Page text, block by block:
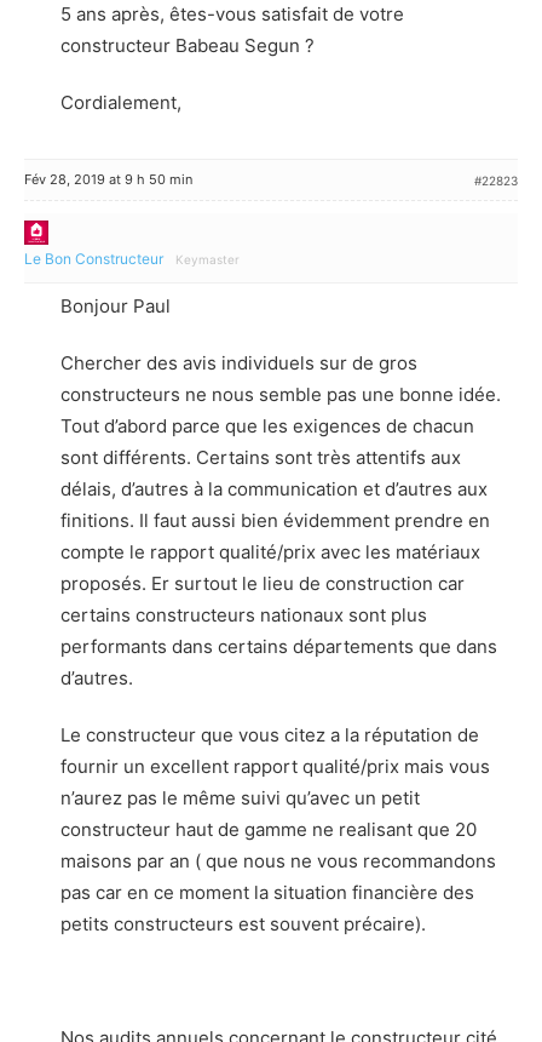
5 ans après, êtes-vous satisfait de votre
constructeur Babeau Segun ?
Cordialement,
Fév 28, 2019 at 9 h 50 min #22823
Le Bon Constructeur Keymaster
Bonjour Paul
Chercher des avis individuels sur de gros
constructeurs ne nous semble pas une bonne idée.
Tout d’abord parce que les exigences de chacun
sont différents. Certains sont très attentifs aux
délais, d’autres à la communication et d’autres aux
finitions. Il faut aussi bien évidemment prendre en
compte le rapport qualité/prix avec les matériaux
proposés. Er surtout le lieu de construction car
certains constructeurs nationaux sont plus
performants dans certains départements que dans
d’autres.
Le constructeur que vous citez a la réputation de
fournir un excellent rapport qualité/prix mais vous
n’aurez pas le même suivi qu’avec un petit
constructeur haut de gamme ne realisant que 20
maisons par an ( que nous ne vous recommandons
pas car en ce moment la situation financière des
petits constructeurs est souvent précaire).
Nos audits annuels concernant le constructeur cité